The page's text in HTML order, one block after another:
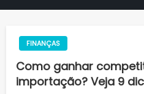
FINANÇAS
Como ganhar
importação? Veja 9